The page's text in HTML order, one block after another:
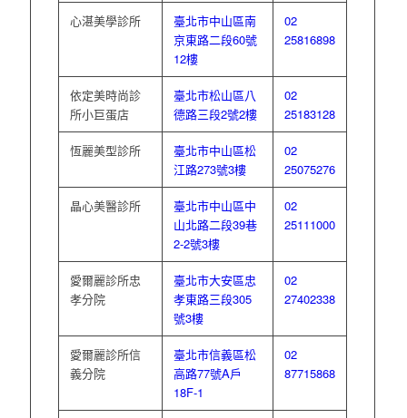
心湛美學診所
臺北市中山區南
京東路二段60號
12樓
02
25816898
依定美時尚診
所小巨蛋店
臺北市松山區八
德路三段2號2樓
02
25183128
恆麗美型診所
臺北市中山區松
江路273號3樓
02
25075276
晶心美醫診所
臺北市中山區中
山北路二段39巷
2-2號3樓
02
25111000
愛爾麗診所忠
孝分院
臺北市大安區忠
孝東路三段305
號3樓
02
27402338
愛爾麗診所信
義分院
臺北市信義區松
高路77號A戶
18F-1
02
87715868